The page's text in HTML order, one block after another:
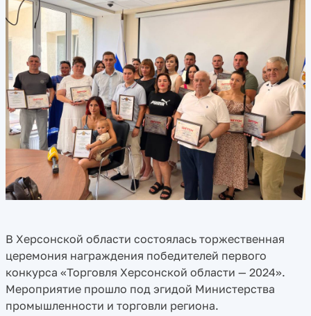
В Херсонской области состоялась торжественная
церемония награждения победителей первого
конкурса «Торговля Херсонской области — 2024».
Мероприятие прошло под эгидой Министерства
промышленности и торговли региона.